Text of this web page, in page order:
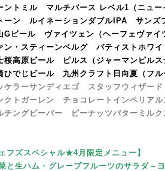
ントミル マルチバース レベル1（ニュー
ーン ルイネーションダブルIPA サンズ
Gビール ヴァイツェン（ヘーフェヴァイ
ン・スティーンベルグ バティストホワイ
桜高原ビール ピルス
（ジャーマンピルス
ひでじビール 九州クラフト日向夏（フル
ケラーサンディエゴ スタッフウィザード
クトガーレン チョコレートインペリアル
チングビーバー ピーナッツバターミルク
ェフズスペシャル★4月限定メニュー】
と生ハム・グレープフルーツのサラダ～